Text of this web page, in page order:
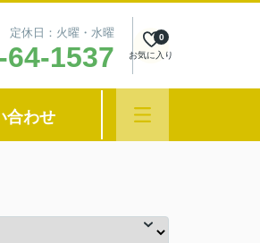
定休日：火曜・水曜
64-1537 お気に入り
0
合わせ